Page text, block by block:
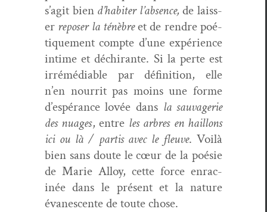
s’agit bien d’habiter l’absence,de laiss­
er repos­er la ténèbreet de ren­dre poé­
tique­ment compte d’une expéri­ence
intime et déchi­rante. Si la perte est
irrémé­di­a­ble par déf­i­ni­tion, elle
n’en nour­rit pas moins une forme
d’espérance lovée dans la sauvagerie
des nuages, entre les arbres en hail­lons
ici ou là / par­tis avec le fleuve. Voilà
bien sans doute le cœur de la poésie
de Marie Alloy, cette force enrac­
inée dans le présent et la nature
évanes­cente de toute chose.